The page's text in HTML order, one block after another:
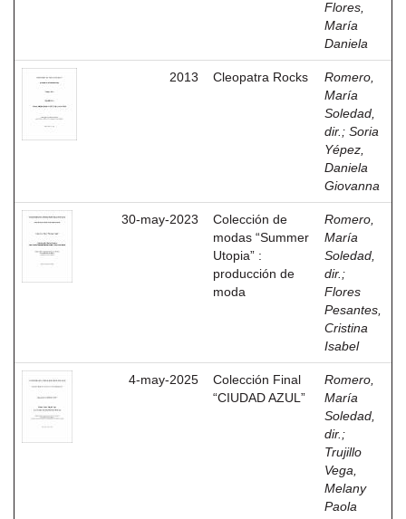
Flores,
María
Daniela
2013 Cleopatra Rocks
Romero,
María
Soledad,
dir. ; Soria
Yépez,
Daniela
Giovanna
30-may-2023
Colección de
modas “Summer
Utopia” :
producción de
moda
Romero,
María
Soledad,
dir. ;
Flores
Pesantes,
Cristina
Isabel
4-may-2025
Colección Final
“CIUDAD AZUL”
Romero,
María
Soledad,
dir. ;
Trujillo
Vega,
Melany
Paola